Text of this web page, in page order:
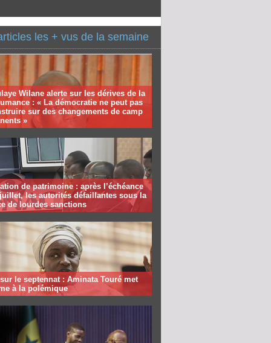
les + vus de la semaine
Wilane alerte sur les dérives de la
: « La démocratie ne peut pas
sur des changements de camp
»
de patrimoine : après l’échéance
les autorités défaillantes sous la
de lourdes sanctions
le septennat : Aminata Touré met
à la polémique